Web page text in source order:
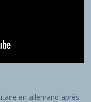
en allemand après